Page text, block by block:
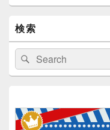
検索
検
索:
検
索